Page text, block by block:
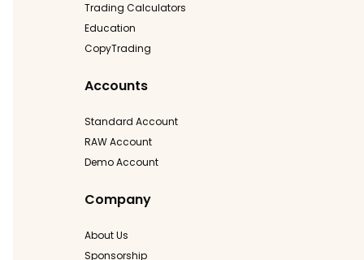
Trading Calculators
Education
CopyTrading
Accounts
Standard Account
RAW Account
Demo Account
Company
About Us
Sponsorship